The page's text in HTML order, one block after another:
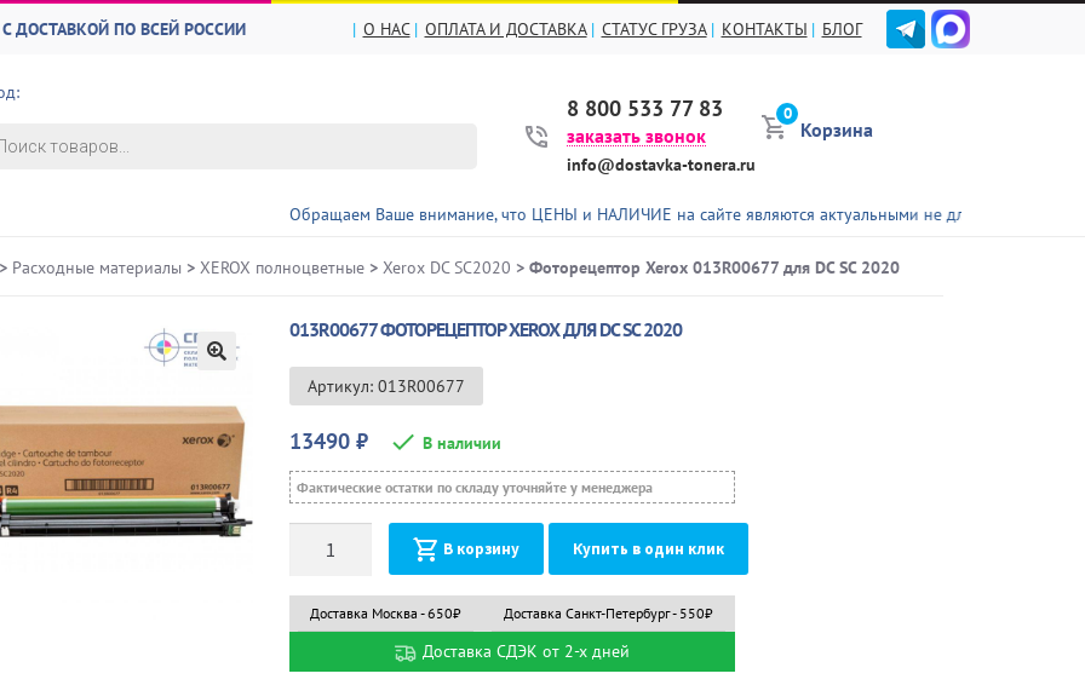
ДОСТАВКОЙ ПО ВСЕЙ РОССИИ О НАС ОПЛАТА И ДОСТАВКА СТАТУС ГРУЗА КОНТАКТЫ БЛОГ
8 800 533 77 83
заказать звонок
info@dostavka-tonera.ru
0
Корзина
Обращаем Ваше внимание, что ЦЕНЫ и НАЛИЧИЕ на сайте являются актуальными не для всех представленных
> Расходные материалы > XEROX полноцветные> Xerox DC SC2020 > Фоторецептор Xerox 013R00677 для DC SC 2020
013R00677 ФОТОРЕЦЕПТОР XEROX ДЛЯ DC SC 2020
Артикул: 013R00677
13490₽ В наличии
Фактические остатки по складу уточняйте у менеджера
В корзину Купить в один клик
Доставка Москва - 650₽ Доставка Санкт-Петербург - 550₽
Доставка СДЭК от 2-х дней